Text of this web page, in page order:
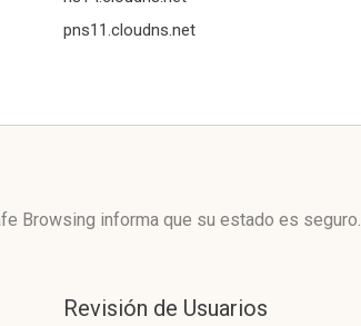
pns11.cloudns.net
Browsing informa que su estado es seguro.
Revisión de Usuarios